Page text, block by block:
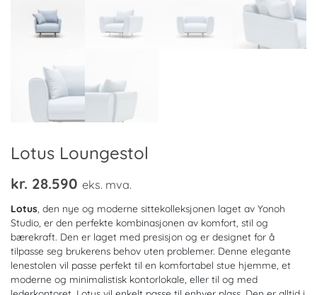
Lotus Loungestol
kr. 28.590 eks. mva.
Lotus, den nye og moderne sittekolleksjonen laget av Yonoh
Studio, er den perfekte kombinasjonen av komfort, stil og
bærekraft. Den er laget med presisjon og er designet for å
tilpasse seg brukerens behov uten problemer. Denne elegante
lenestolen vil passe perfekt til en komfortabel stue hjemme, et
moderne og minimalistisk kontorlokale, eller til og med